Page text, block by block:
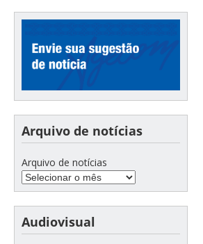
Arquivo de notícias
Arquivo de notícias
Audiovisual